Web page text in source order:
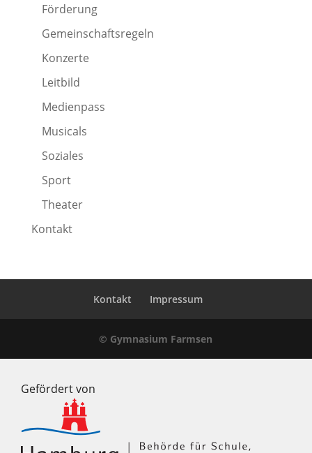
Förderung
Gemeinschaftsregeln
Konzerte
Leitbild
Medienpass
Musicals
Soziales
Sport
Theater
Kontakt
Kontakt Impressum
© Gymnasium Farmsen
Gefördert von